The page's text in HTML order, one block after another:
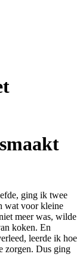
ging ik twee
wat voor kleine
meer was, wilde
koken. En
leerde ik hoe
zorgen. Dus ging